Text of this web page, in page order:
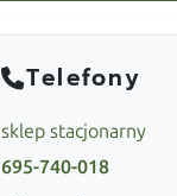
Telefony
sklep stacjonarny
695-740-018